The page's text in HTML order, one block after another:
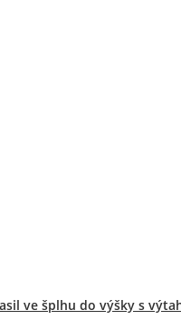
ve šplhu do výšky s